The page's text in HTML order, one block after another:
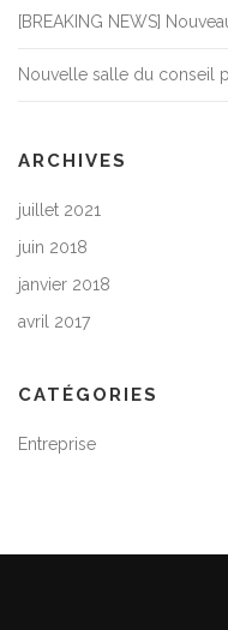
[BREAKING NEWS]
Nouvelle salle du conseil
ARCHIVES
juillet 2021
juin 2018
janvier 2018
avril 2017
CATÉGORIES
Entreprise